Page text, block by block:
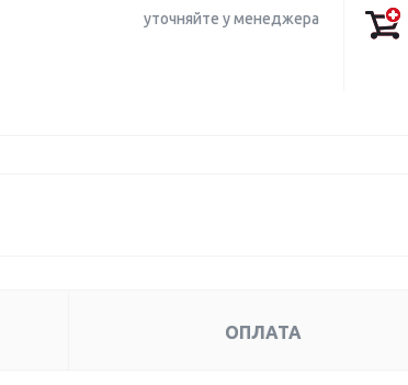
уточняйте у менеджера
ОПЛАТА